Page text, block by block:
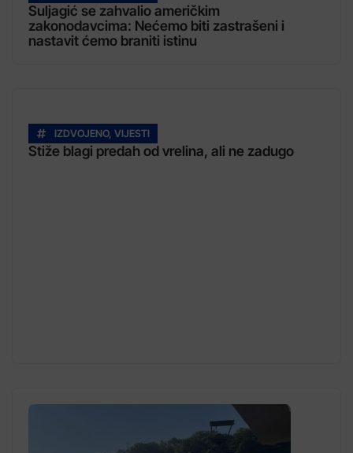
Suljagić se zahvalio američkim
zakonodavcima: Nećemo biti zastrašeni i
nastavit ćemo braniti istinu
IZDVOJENO, VIJESTI
Stiže blagi predah od vrelina, ali ne zadugo